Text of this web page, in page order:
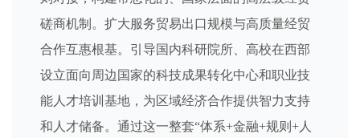
磋商机制。扩大服务贸易出口规模与高质量经贸
合作互惠根基。引导国内科研院所、高校在西部
设立面向周边国家的科技成果转化中心和职业技
能人才培训基地，为区域经济合作提供智力支持
和人才储备。通过这一整套“体系+金融+规则+人